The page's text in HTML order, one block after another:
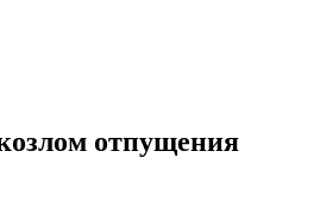
отпущения